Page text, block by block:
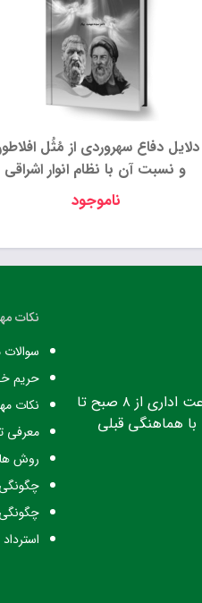
دلایل دفاع سهروردی از مُثُل
و نسبت آن با نظام انوار اشراقی
ناموجود
ساعت کاری: ساعت اداری از ۸ صبح تا
نکات
حریم
نکات
معرفی
روش
چگونگی